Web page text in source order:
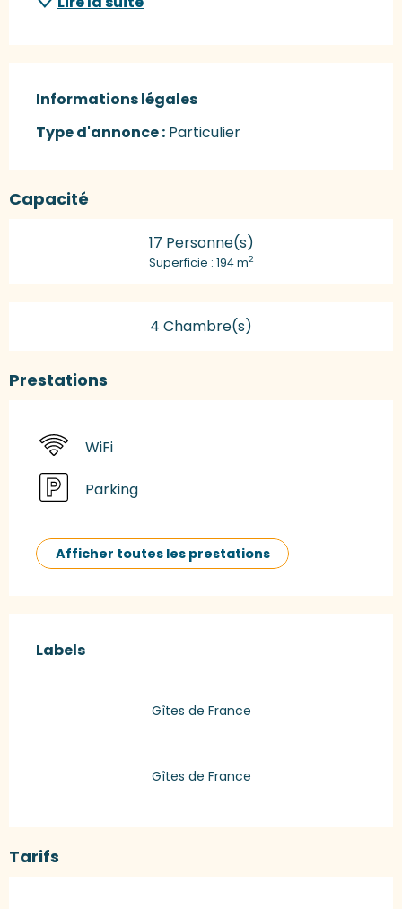
Informations légales
Informations légales
Type d'annonce : Particulier
Capacité
17 Personne(s)
Superficie : 194 m2
4 Chambre(s)
Prestations
WiFi
Parking
Afficher toutes les prestations
Labels
Labels
Gîtes de France
Gîtes de France
Tarifs